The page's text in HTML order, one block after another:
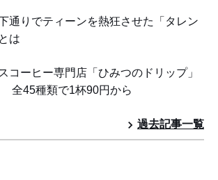
通りでティーンを熱狂させた「タレン
は
コーヒー専門店「ひみつのドリップ」
全45種類で1杯90円から
過去記事一覧